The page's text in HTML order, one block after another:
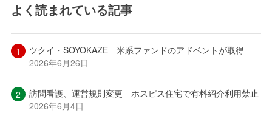
よく読まれている記事
ツクイ・SOYOKAZE 米系ファンドのアドベントが取得
2026年6月26日
訪問看護、運営規則変更 ホスピス住宅で有料紹介利用禁止
2026年6月4日